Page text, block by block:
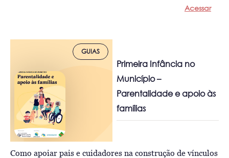
Acessar
GUIAS
Primeira Infância no
Município –
Parentalidade e apoio às
famílias
Como apoiar pais e cuidadores na construção de vínculos